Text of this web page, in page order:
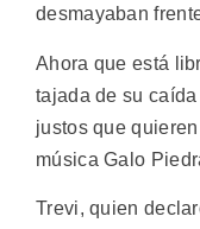
desmayaban
Ahora que está
tajada de su
justos que
música Galo
Trevi, quien